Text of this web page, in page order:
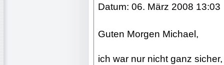
Datum: 06. März 2008 13:03
Guten Morgen Michael,
ich war nur nicht ganz